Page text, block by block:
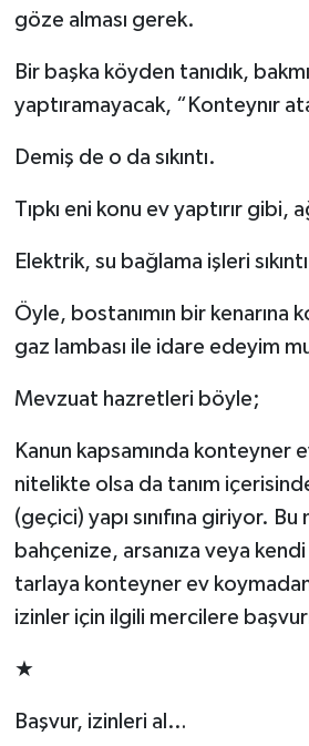
göze alması gerek.
Bir başka köyden tanıdık,
yaptıramayacak, “Konteynır
Demiş de o da sıkıntı.
Tıpkı eni konu ev yaptırır gibi,
Elektrik, su bağlama işleri
Öyle, bostanımın bir kenarına
gaz lambası ile idare edeyim
Mevzuat hazretleri böyle;
Kanun kapsamında konteyner
nitelikte olsa da tanım
(geçici) yapı sınıfına giriyor. Bu
bahçenize, arsanıza veya
tarlaya konteyner ev
izinler için ilgili mercilere
★
Başvur, izinleri al…